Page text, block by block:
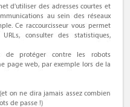
d'utiliser des adresses courtes et
au sein des réseaux
Ce raccourcisseur vous permet
consulter des statistiques,
de protéger contre les robots
page web, par exemple lors de la
on ne dira jamais assez combien
de passe !)